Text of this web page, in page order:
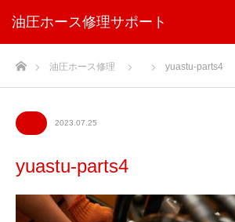
油圧ホース修理サポート
ホーム油圧ホース修理 yuastu-parts4
2023.07.25
yuastu-parts4